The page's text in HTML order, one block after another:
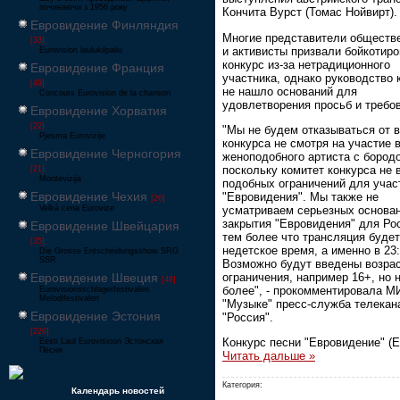
починаючи з 1956 року
Евровидение Финляндия
[33]
Eurovision laulukilpailu
Евровидение Франция
[49]
Concours Eurovision de la chanson
Евровидение Хорватия
[22]
Pjesma Eurovizije
Евровидение Черногория
[21]
Montevizija
Евровидение Чехия [26]
Velká cena Eurovize
Евровидение Швейцария
[35]
Die Grosse Entscheidungsshow SRG
SSR
Евровидение Швеция [48]
Eurovisionsschlagerfestivalen
Melodifestivalen
Евровидение Эстония
[226]
Eesti Laul Eurovisioon Эстонская
Песня
Календарь новостей
Кончита Вурст (Томас Нойвирт).
Многие представители
и активисты призвали
конкурс из-за нетрадиционного
участника, однако руководство
не нашло оснований для
удовлетворения просьб и
"Мы не будем отказываться от
конкурса не смотря на участие
женоподобного артиста с
поскольку комитет конкурса не
подобных ограничений для
"Евровидения". Мы также не
усматриваем серьезных
закрытия "Евровидения" для
тем более что трансляция
недетское время, а именно в
Возможно будут введены
ограничения, например 16+, но
более", - прокомментировала
"Музыке" пресс-служба
"Россия".
Конкурс песни "Евровидение"
Читать дальше »
Категория: